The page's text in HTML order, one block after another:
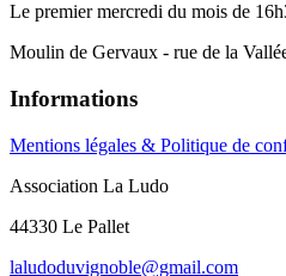
Le premier mercredi du mois de
Moulin de Gervaux - rue de la
Informations
Mentions légales & Politique de
Association La Ludo
44330 Le Pallet
laludoduvignoble@gmail.com